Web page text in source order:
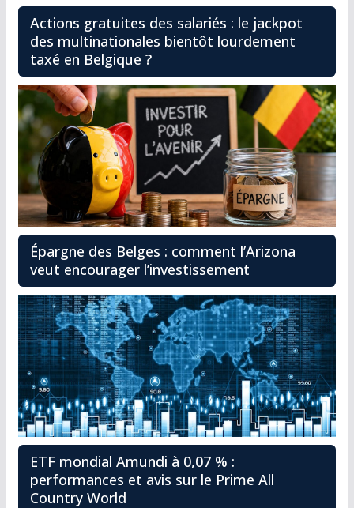
Actions gratuites des salariés : le jackpot
des multinationales bientôt lourdement
taxé en Belgique ?
Épargne des Belges : comment l’Arizona
veut encourager l’investissement
ETF mondial Amundi à 0,07 % :
performances et avis sur le Prime All
Country World